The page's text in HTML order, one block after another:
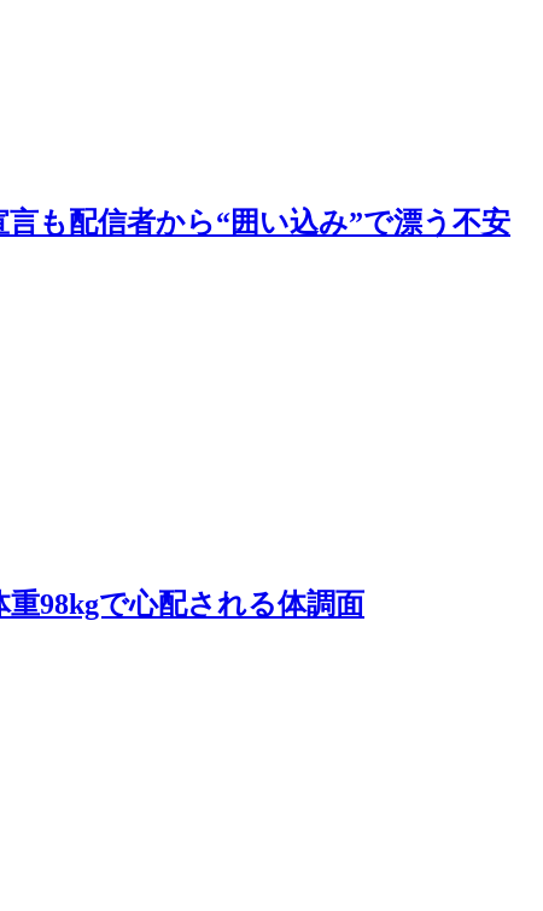
も配信者から“囲い込み”で漂う不安
98kgで心配される体調面